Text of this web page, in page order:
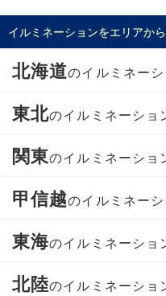
イルミネーションをエリアか
北海道のイルミネー
東北のイルミネーショ
関東のイルミネーショ
甲信越のイルミネー
東海のイルミネーショ
北陸のイルミネーショ